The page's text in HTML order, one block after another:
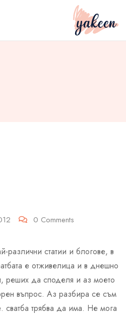
0 Comments
различни статии и блогове, в
е отживелица и в днешно
реших да споделя и аз моето
въпрос. Аз разбира се съм
сватба трябва да има. Не мога